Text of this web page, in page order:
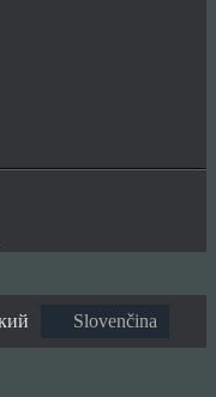
Slovenčina